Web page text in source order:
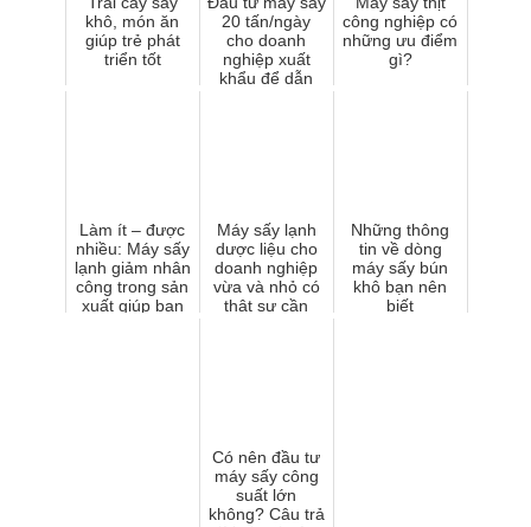
khô, món ăn
giúp trẻ phát
triển tốt
20 tấn/ngày
cho doanh
nghiệp xuất
khẩu để dẫn
công nghiệp có
những ưu điểm
gì?
Làm ít – được
nhiều: Máy sấy
lạnh giảm nhân
công trong sản
xuất giúp bạn
Máy sấy lạnh
dược liệu cho
doanh nghiệp
vừa và nhỏ có
thật sự cần
Những thông
tin về dòng
máy sấy bún
khô bạn nên
biết
Có nên đầu tư
máy sấy công
suất lớn
không? Câu trả